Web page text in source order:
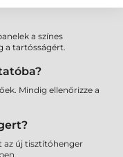
a színes
a tartósságért.
Mindig ellenőrizze a
az új tisztítóhenger